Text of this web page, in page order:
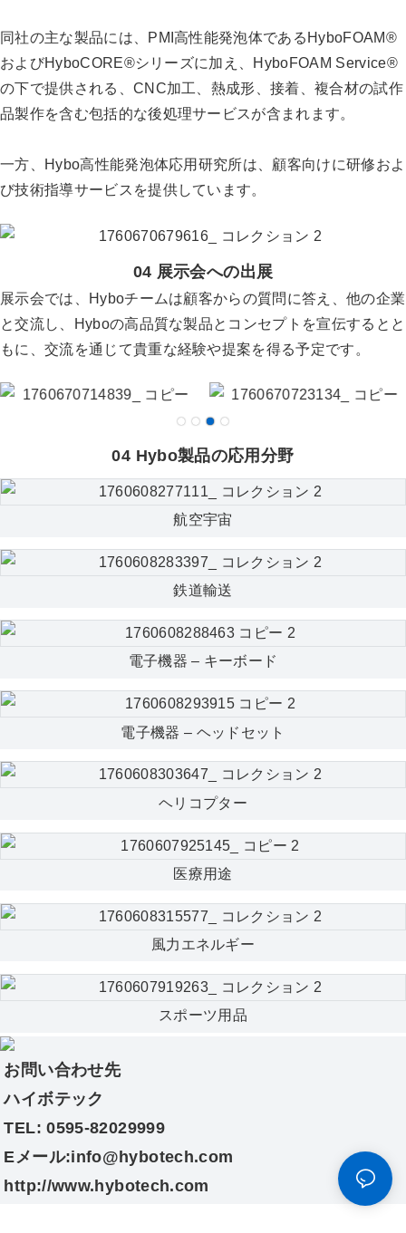
同社の主な製品には、PMI高性能発泡体であるHyboFOAM®
およびHyboCORE®シリーズに加え、HyboFOAM Service®
の下で提供される、CNC加工、熱成形、接着、複合材の試作
品製作を含む包括的な後処理サービスが含まれます。
一方、Hybo高性能発泡体応用研究所は、顧客向けに研修およ
び技術指導サービスを提供しています。
04 展示会への出展
展示会では、Hyboチームは顧客からの質問に答え、他の企業
と交流し、Hyboの高品質な製品とコンセプトを宣伝するとと
もに、交流を通じて貴重な経験や提案を得る予定です。
04 Hybo製品の応用分野
航空宇宙
鉄道輸送
電子機器 – キーボード
電子機器 – ヘッドセット
ヘリコプター
医療用途
風力エネルギー
スポーツ用品
お問い合わせ先
ハイボテック
TEL: 0595-82029999
Eメール:info@hybotech.com
http://www.hybotech.com